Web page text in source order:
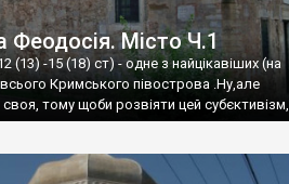
Феодосія. Місто Ч.1
(13) -15 (18) ст) - одне з найцікавіших (на
Кримського півострова .Ну,але
тому щоби розвіяти цей субєктивізм,
це